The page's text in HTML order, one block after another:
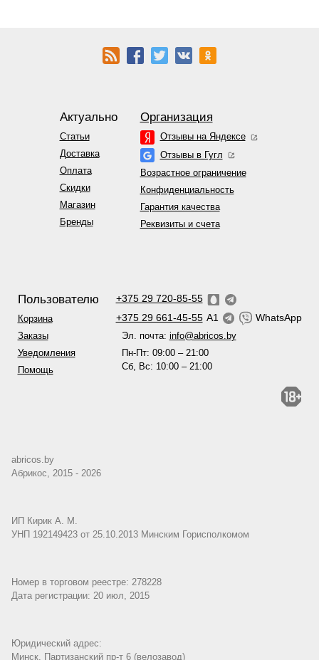
Актуально
Статьи
Доставка
Оплата
Скидки
Магазин
Бренды
Организация
Отзывы на Яндексе
Отзывы в Гугл
Возрастное ограничение
Конфиденциальность
Гарантия качества
Реквизиты и счета
Пользователю
Корзина
Заказы
Уведомления
Помощь
+375 29 720-85-55
+375 29 661-45-55 A1 WhatsApp
Эл. почта: info@abricos.by
Пн-Пт: 09:00 – 21:00
Сб, Вс: 10:00 – 21:00
abricos.by
Абрикос, 2015 - 2026
ИП Кирик А. М.
УНП 192149423 от 25.10.2013 Минским Горисполкомом
Номер в торговом реестре: 278228
Дата регистрации: 20 июл, 2015
Юридический адрес:
Минск, Партизанский пр-т 6 (велозавод)